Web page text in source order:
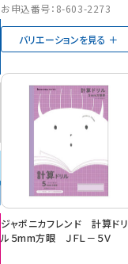
お申込番号：8-603-2273
バリエーションを見る
ジャポニカフレンド 計算ドリ
ル５mm方眼 ＪＦＬ－５Ｖ